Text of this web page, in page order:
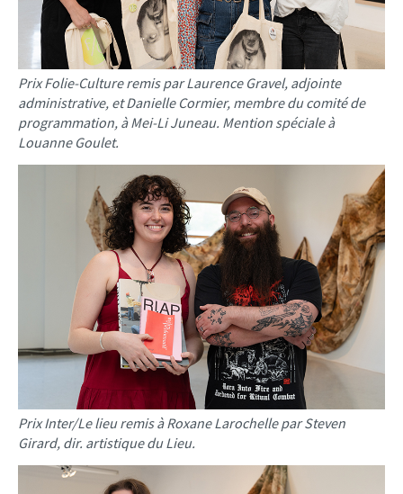
Prix Folie-Culture remis par Laurence Gravel, adjointe
administrative, et Danielle Cormier, membre du comité de
programmation, à Mei-Li Juneau. Mention spéciale à
Louanne Goulet.
Prix Inter/Le lieu remis à Roxane Larochelle par Steven
Girard, dir. artistique du Lieu.